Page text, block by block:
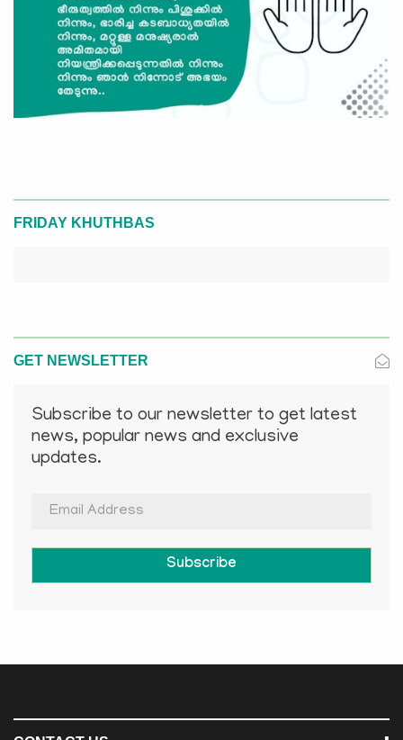
FRIDAY KHUTHBAS
GET NEWSLETTER
Subscribe to our newsletter to get latest
news, popular news and exclusive
updates.
Subscribe